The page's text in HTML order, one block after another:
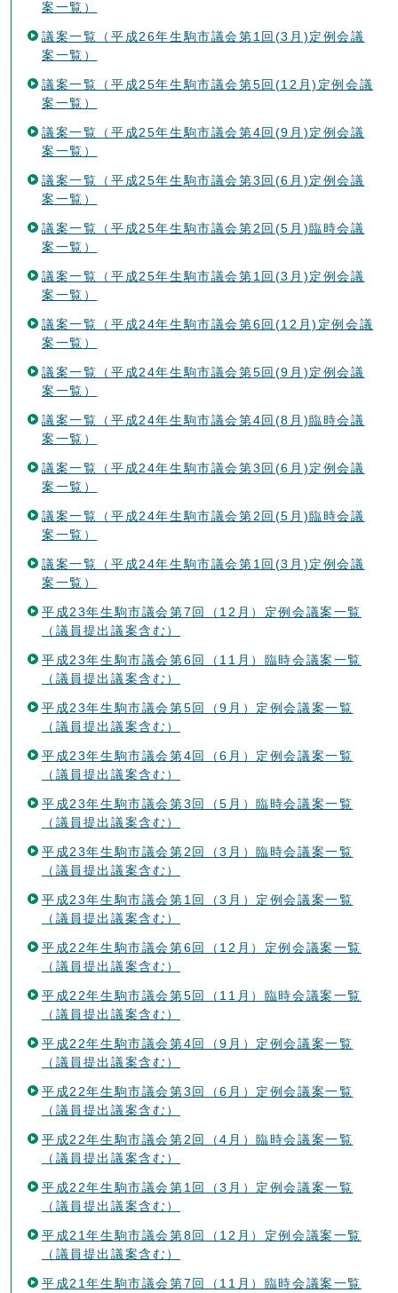
案一覧）
議案一覧（平成26年生駒市議会第1回(3月)定例会議
案一覧）
議案一覧（平成25年生駒市議会第5回(12月)定例会議
案一覧）
議案一覧（平成25年生駒市議会第4回(9月)定例会議
案一覧）
議案一覧（平成25年生駒市議会第3回(6月)定例会議
案一覧）
議案一覧（平成25年生駒市議会第2回(5月)臨時会議
案一覧）
議案一覧（平成25年生駒市議会第1回(3月)定例会議
案一覧）
議案一覧（平成24年生駒市議会第6回(12月)定例会議
案一覧）
議案一覧（平成24年生駒市議会第5回(9月)定例会議
案一覧）
議案一覧（平成24年生駒市議会第4回(8月)臨時会議
案一覧）
議案一覧（平成24年生駒市議会第3回(6月)定例会議
案一覧）
議案一覧（平成24年生駒市議会第2回(5月)臨時会議
案一覧）
議案一覧（平成24年生駒市議会第1回(3月)定例会議
案一覧）
平成23年生駒市議会第7回（12月）定例会議案一覧
（議員提出議案含む）
平成23年生駒市議会第6回（11月）臨時会議案一覧
（議員提出議案含む）
平成23年生駒市議会第5回（9月）定例会議案一覧
（議員提出議案含む）
平成23年生駒市議会第4回（6月）定例会議案一覧
（議員提出議案含む）
平成23年生駒市議会第3回（5月）臨時会議案一覧
（議員提出議案含む）
平成23年生駒市議会第2回（3月）臨時会議案一覧
（議員提出議案含む）
平成23年生駒市議会第1回（3月）定例会議案一覧
（議員提出議案含む）
平成22年生駒市議会第6回（12月）定例会議案一覧
（議員提出議案含む）
平成22年生駒市議会第5回（11月）臨時会議案一覧
（議員提出議案含む）
平成22年生駒市議会第4回（9月）定例会議案一覧
（議員提出議案含む）
平成22年生駒市議会第3回（6月）定例会議案一覧
（議員提出議案含む）
平成22年生駒市議会第2回（4月）臨時会議案一覧
（議員提出議案含む）
平成22年生駒市議会第1回（3月）定例会議案一覧
（議員提出議案含む）
平成21年生駒市議会第8回（12月）定例会議案一覧
（議員提出議案含む）
平成21年生駒市議会第7回（11月）臨時会議案一覧